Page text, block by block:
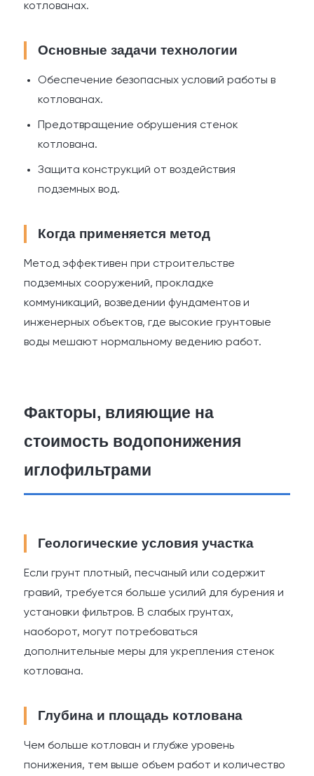
котлованах.
Основные задачи технологии
Обеспечение безопасных условий работы в
котлованах.
Предотвращение обрушения стенок
котлована.
Защита конструкций от воздействия
подземных вод.
Когда применяется метод
Метод эффективен при строительстве
подземных сооружений, прокладке
коммуникаций, возведении фундаментов и
инженерных объектов, где высокие грунтовые
воды мешают нормальному ведению работ.
Факторы, влияющие на
стоимость водопонижения
иглофильтрами
Геологические условия участка
Если грунт плотный, песчаный или содержит
гравий, требуется больше усилий для бурения и
установки фильтров. В слабых грунтах,
наоборот, могут потребоваться
дополнительные меры для укрепления стенок
котлована.
Глубина и площадь котлована
Чем больше котлован и глубже уровень
понижения, тем выше объем работ и количество